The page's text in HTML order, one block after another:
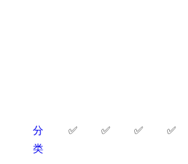
分
类
✅ ✅ ✅ ✅